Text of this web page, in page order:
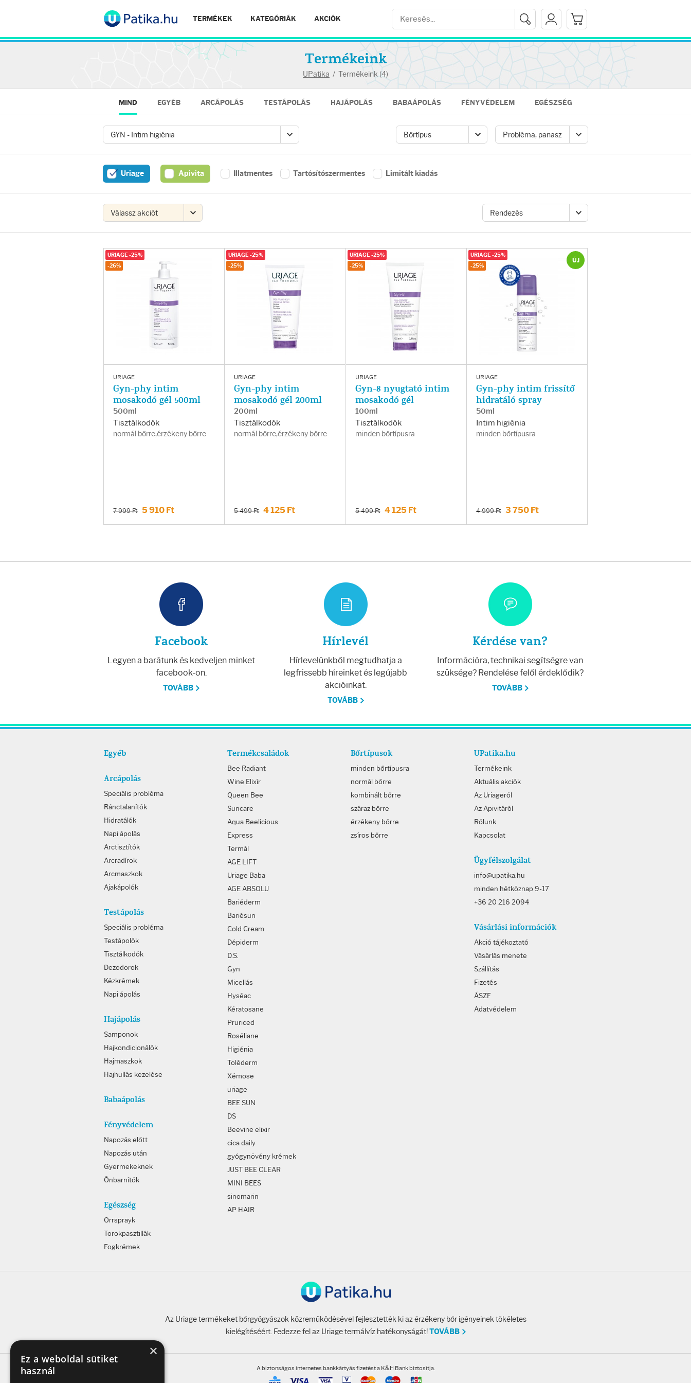
TERMÉKEK KATEGÓRIÁK AKCIÓK
Termékeink
UPatika / Termékeink (4)
MIND EGYÉB ARCÁPOLÁS TESTÁPOLÁS HAJÁPOLÁS BABAÁPOLÁS FÉNYVÉDELEM EGÉSZSÉG
Uriage Apivita Illatmentes Tartósítószermentes Limitált kiadás
URIAGE
Gyn-phy intim
mosakodó gél 500ml
500ml
Tisztálkodók
normál bőrre,érzékeny bőrre
7 999 Ft 5 910 Ft
URIAGE -25%
-26%
URIAGE
Gyn-phy intim
mosakodó gél 200ml
200ml
Tisztálkodók
normál bőrre,érzékeny bőrre
5 499 Ft 4 125 Ft
URIAGE -25%
-25%
URIAGE
Gyn-8 nyugtató intim
mosakodó gél
100ml
Tisztálkodók
minden bőrtípusra
5 499 Ft 4 125 Ft
URIAGE -25%
-25%
URIAGE
Gyn-phy intim frissítő
hidratáló spray
50ml
Intim higiénia
minden bőrtípusra
4 999 Ft 3 750 Ft
URIAGE -25%
-25%
ÚJ
Facebook
Legyen a barátunk és kedveljen minket
facebook-on.
TOVÁBB
Hírlevél
Hírlevelünkből megtudhatja a
legfrissebb híreinket és legújabb
akcióinkat.
TOVÁBB
Kérdése van?
Információra, technikai segítségre van
szüksége? Rendelése felől érdeklődik?
TOVÁBB
Egyéb
Arcápolás
Speciális probléma
Ránctalanítók
Hidratálók
Napi ápolás
Arctisztítók
Arcradírok
Arcmaszkok
Ajakápolók
Testápolás
Speciális probléma
Testápolók
Tisztálkodók
Dezodorok
Kézkrémek
Napi ápolás
Hajápolás
Samponok
Hajkondicionálók
Hajmaszkok
Hajhullás kezelése
Babaápolás
Fényvédelem
Napozás előtt
Napozás után
Gyermekeknek
Önbarnítók
Egészség
Orrsprayk
Torokpasztillák
Fogkrémek
Termékcsaládok
Bee Radiant
Wine Elixír
Queen Bee
Suncare
Aqua Beelicious
Express
Termál
AGE LIFT
Uriage Baba
AGE ABSOLU
Bariéderm
Bariésun
Cold Cream
Dépiderm
D.S.
Gyn
Micellás
Hyséac
Kératosane
Pruriced
Roséliane
Higiénia
Toléderm
Xémose
uriage
BEE SUN
DS
Beevine elixir
cica daily
gyógynövény krémek
JUST BEE CLEAR
MINI BEES
sinomarin
AP HAIR
Bőrtípusok
minden bőrtípusra
normál bőrre
kombinált bőrre
száraz bőrre
érzékeny bőrre
zsíros bőrre
UPatika.hu
Termékeink
Aktuális akciók
Az Uriageról
Az Apivitáról
Rólunk
Kapcsolat
Ügyfélszolgálat
info@upatika.hu
minden hétköznap 9-17
+36 20 216 2094
Vásárlási információk
Akció tájékoztató
Vásárlás menete
Szállítás
Fizetés
ÁSZF
Adatvédelem
Az Uriage termékeket bőrgyógyászok közreműködésével fejlesztették ki az érzékeny bőr igényeinek tökéletes
kielégítéséért. Fedezze fel az Uriage termálvíz hatékonyságát!TOVÁBB
A biztonságos internetes bankkártyás fizetést a K&H Bank biztosítja.
Arcápolás
Arcradírok
×
Ez a weboldal sütiket
használ